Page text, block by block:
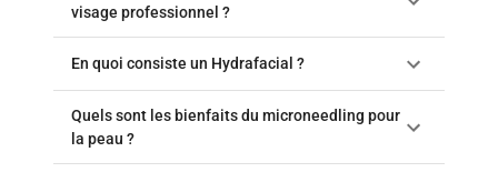
visage professionnel ?
En quoi consiste un Hydrafacial ?
Quels sont les bienfaits du microneedling pour
la peau ?